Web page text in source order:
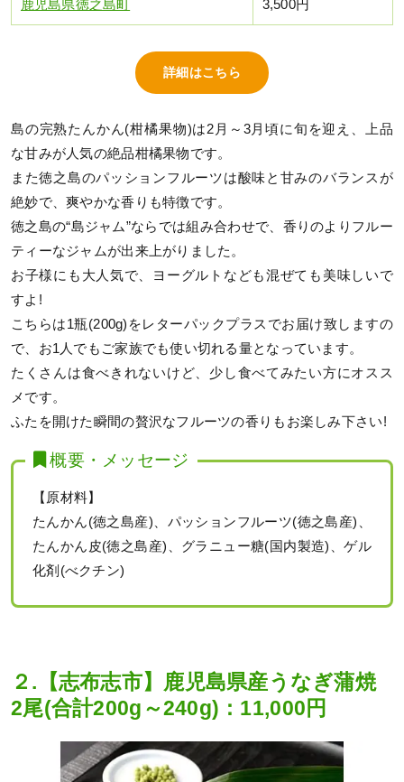
鹿児島県徳之島町 3,500円
詳細はこちら
島の完熟たんかん(柑橘果物)は2月～3月頃に旬を迎え、上品
な甘みが人気の絶品柑橘果物です。
また徳之島のパッションフルーツは酸味と甘みのバランスが
絶妙で、爽やかな香りも特徴です。
徳之島の“島ジャム”ならでは組み合わせで、香りのよりフルー
ティーなジャムが出来上がりました。
お子様にも大人気で、ヨーグルトなども混ぜても美味しいで
すよ!
こちらは1瓶(200g)をレターパックプラスでお届け致しますの
で、お1人でもご家族でも使い切れる量となっています。
たくさんは食べきれないけど、少し食べてみたい方にオスス
メです。
ふたを開けた瞬間の贅沢なフルーツの香りもお楽しみ下さい!
概要・メッセージ
【原材料】
たんかん(徳之島産)、パッションフルーツ(徳之島産)、
たんかん皮(徳之島産)、グラニュー糖(国内製造)、ゲル
化剤(べクチン)
２.【志布志市】鹿児島県産うなぎ蒲焼
2尾(合計200g～240g)：11,000円